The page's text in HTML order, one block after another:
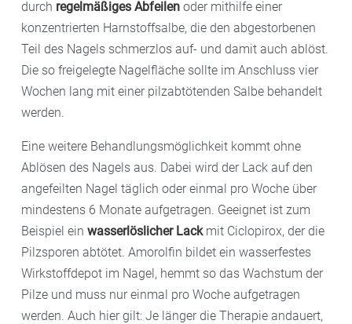
durch regelmäßiges Abfeilen oder mithilfe einer
konzentrierten Harnstoffsalbe, die den abgestorbenen
Teil des Nagels schmerzlos auf- und damit auch ablöst.
Die so freigelegte Nagelfläche sollte im Anschluss vier
Wochen lang mit einer pilzabtötenden Salbe behandelt
werden.
Eine weitere Behandlungsmöglichkeit kommt ohne
Ablösen des Nagels aus. Dabei wird der Lack auf den
angefeilten Nagel täglich oder einmal pro Woche über
mindestens 6 Monate aufgetragen. Geeignet ist zum
Beispiel ein wasserlöslicher Lackmit Ciclopirox, der die
Pilzsporen abtötet. Amorolfin bildet ein wasserfestes
Wirkstoffdepot im Nagel, hemmt so das Wachstum der
Pilze und muss nur einmal pro Woche aufgetragen
werden. Auch hier gilt: Je länger die Therapie andauert,